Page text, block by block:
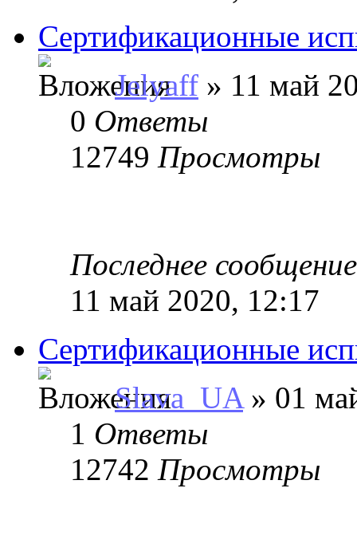
Сертификационные
Jelyaff » 11 май
0 Ответы
12749 Просмотры
Последнее
11 май 2020, 12:17
Сертификационные
Slava_UA» 01
1 Ответы
12742 Просмотры